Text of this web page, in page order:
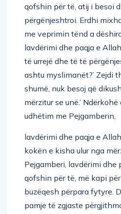
qofshin për të, atij i besoi
përgënjeshtroi. Erdhi
me veprimin tënd a
lavdërimi dhe paqja e
të urrejë dhe të të
ashtu myslimanët?’ Zejdi
shumë, nuk besoj që
mërzitur se unë.’
udhëtim me Pejgamberin,
lavdërimi dhe paqja e
kokën e kisha ulur nga
Pejgamberi, lavdërimi dhe
qofshin për të, më kapi për
buzëqesh përpara fytyre.
pamje të zgjaste